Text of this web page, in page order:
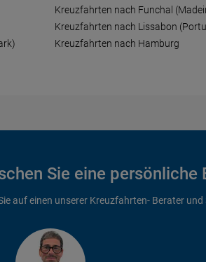
Kreuzfahrten nach Funchal
Kreuzfahrten nach Lissabon
Kreuzfahrten nach Hamburg
Sie eine persönliche
auf einen unserer Kreuzfahrten- Berater